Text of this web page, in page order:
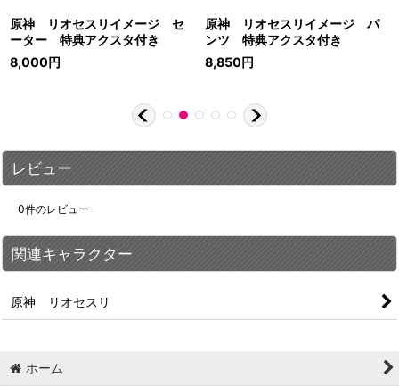
原神 リオセスリイメージ セ
ーター 特典アクスタ付き
8,000 円
原神 リオセスリイメージ パ
ンツ 特典アクスタ付き
8,850 円
レビュー
0件のレビュー
関連キャラクター
原神 リオセスリ
ホーム